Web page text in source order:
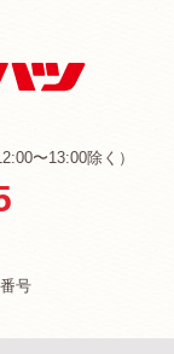
〜13:00除く）
号